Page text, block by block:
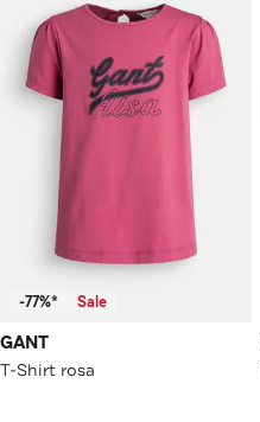
-77%* Sale
GANT
T-Shirt rosa